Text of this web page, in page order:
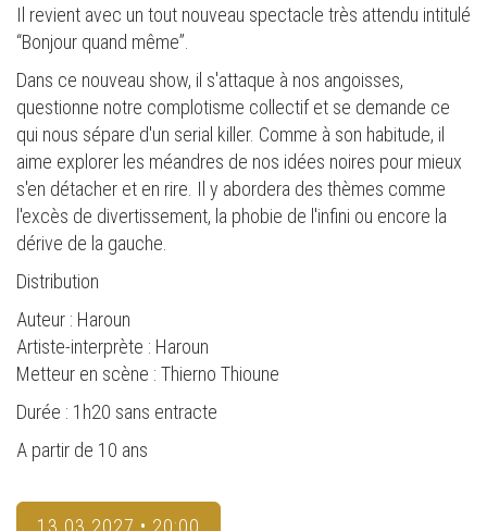
Il revient avec un tout nouveau spectacle très attendu intitulé
“Bonjour quand même”.
Dans ce nouveau show, il s'attaque à nos angoisses,
questionne notre complotisme collectif et se demande ce
qui nous sépare d'un serial killer. Comme à son habitude, il
aime explorer les méandres de nos idées noires pour mieux
s'en détacher et en rire. Il y abordera des thèmes comme
l'excès de divertissement, la phobie de l'infini ou encore la
dérive de la gauche.
Distribution
Auteur : Haroun
Artiste-interprète : Haroun
Metteur en scène : Thierno Thioune
Durée : 1h20 sans entracte
A partir de 10 ans
13.03.2027 • 20:00